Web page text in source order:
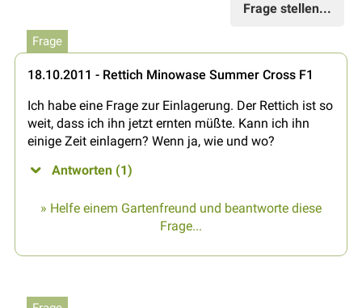
Frage stellen...
Frage
18.10.2011 - Rettich Minowase Summer Cross F1
Ich habe eine Frage zur Einlagerung. Der Rettich ist so
weit, dass ich ihn jetzt ernten müßte. Kann ich ihn
einige Zeit einlagern? Wenn ja, wie und wo?
Antworten (1)
» Helfe einem Gartenfreund und beantworte diese
Frage...